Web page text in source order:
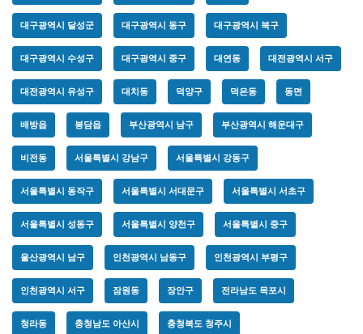
대구광역시 달성군 대구광역시 동구 대구광역시 북구
대구광역시 수성구 대구광역시 중구 대연동 대전광역시 서구
대전광역시 유성구 대치동 덕양구 덕은동 동면
배방읍 봉담읍 부산광역시 남구 부산광역시 해운대구
비전동 서울특별시 강남구 서울특별시 강동구
서울특별시 동작구 서울특별시 서대문구 서울특별시 서초구
서울특별시 성동구 서울특별시 양천구 서울특별시 중구
울산광역시 남구 인천광역시 남동구 인천광역시 부평구
인천광역시 서구 잠원동 장안구 전라남도 목포시
청라동 충청남도 아산시 충청북도 청주시